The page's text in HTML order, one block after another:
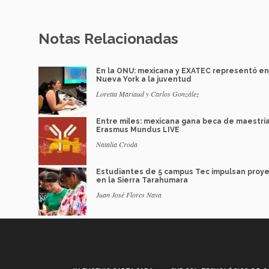
Notas Relacionadas
En la ONU: mexicana y EXATEC representó en
Nueva York a la juventud
Loretta Mariaud y Carlos González
Entre miles: mexicana gana beca de maestría
Erasmus Mundus LIVE
Natalia Croda
Estudiantes de 5 campus Tec impulsan
en la Sierra Tarahumara
Juan José Flores Nava